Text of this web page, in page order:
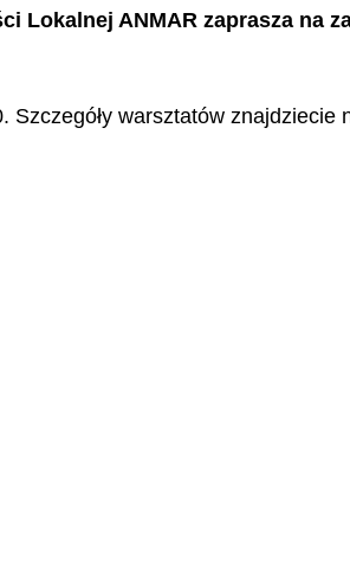
Lokalnej ANMAR zaprasza na
warsztatów znajdziecie